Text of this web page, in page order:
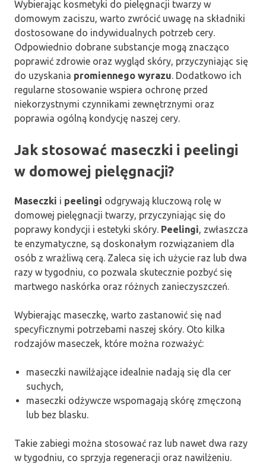
Wybierając kosmetyki do pielęgnacji twarzy w
domowym zaciszu, warto zwrócić uwagę na składniki
dostosowane do indywidualnych potrzeb cery.
Odpowiednio dobrane substancje mogą znacząco
poprawić zdrowie oraz wygląd skóry, przyczyniając się
do uzyskania promiennego wyrazu . Dodatkowo ich
regularne stosowanie wspiera ochronę przed
niekorzystnymi czynnikami zewnętrznymi oraz
poprawia ogólną kondycję naszej cery.
Jak stosować maseczki i peelingi
w domowej pielęgnacji?
Maseczki i peelingi odgrywają kluczową rolę w
domowej pielęgnacji twarzy, przyczyniając się do
poprawy kondycji i estetyki skóry. Peelingi, zwłaszcza
te enzymatyczne, są doskonałym rozwiązaniem dla
osób z wrażliwą cerą. Zaleca się ich użycie raz lub dwa
razy w tygodniu, co pozwala skutecznie pozbyć się
martwego naskórka oraz różnych zanieczyszczeń.
Wybierając maseczkę, warto zastanowić się nad
specyficznymi potrzebami naszej skóry. Oto kilka
rodzajów maseczek, które można rozważyć:
maseczki nawilżające idealnie nadają się dla cer
suchych,
maseczki odżywcze wspomagają skórę zmęczoną
lub bez blasku.
Takie zabiegi można stosować raz lub nawet dwa razy
w tygodniu, co sprzyja regeneracji oraz nawilżeniu.